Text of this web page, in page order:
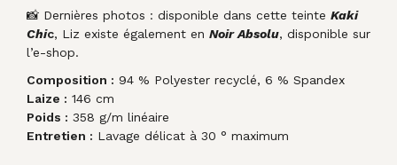
📸 Dernières photos : disponible dans cette teinte Kaki
Chic, Liz existe également en Noir Absolu, disponible sur
l’e-shop.
Composition : 94 % Polyester recyclé, 6 % Spandex
Laize : 146 cm
Poids : 358 g/m linéaire
Entretien : Lavage délicat à 30 ° maximum